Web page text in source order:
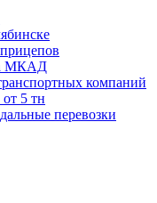
МКАД
компаний
5 тн
перевозки